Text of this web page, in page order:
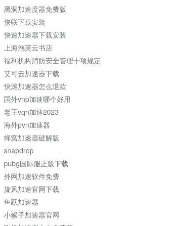
黑洞加速度器免费版
快联下载安装
快速加速器下载安装
上海泡芙云书店
福利机构消防安全管理十项规定
艾可云加速器下载
快滚加速器怎么退款
国外vnp加速哪个好用
老王vqn加速2023
海外pvn加速器
蜂窝加速器破解版
snapdrop
pubg国际服正版下载
外网加速软件免费
旋风加速官网下载
鱼跃加速器
小猴子加速器官网